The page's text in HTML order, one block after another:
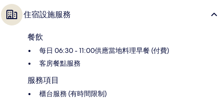
住宿設施服務
餐飲
每日 06:30 - 11:00供應當地料理早餐 (付費)
客房餐點服務
服務項目
櫃台服務 (有時間限制)